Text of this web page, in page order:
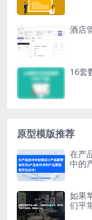
酒店
16套
原型模版推荐
在产
中的
如果
们平